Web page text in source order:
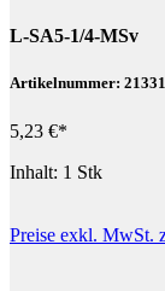
L-SA5-1/4-MSv
Artikelnummer:
5,23 €*
Inhalt: 1 Stk
Preise exkl. MwSt.